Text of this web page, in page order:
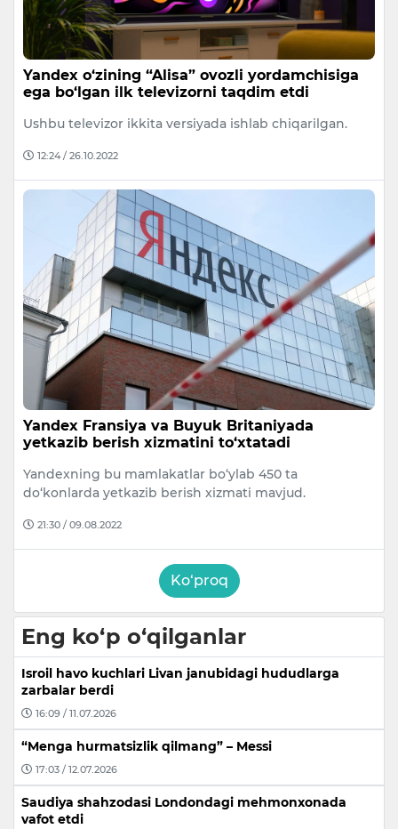
Yandex o‘zining “Alisa” ovozli yordamchisiga
ega bo‘lgan ilk televizorni taqdim etdi
Ushbu televizor ikkita versiyada ishlab chiqarilgan.
12:24 / 26.10.2022
Yandex Fransiya va Buyuk Britaniyada
yetkazib berish xizmatini to‘xtatadi
Yandexning bu mamlakatlar bo‘ylab 450 ta
do‘konlarda yetkazib berish xizmati mavjud.
21:30 / 09.08.2022
Ko‘proq
Eng ko‘p o‘qilganlar
Isroil havo kuchlari Livan janubidagi hududlarga
zarbalar berdi
16:09 / 11.07.2026
“Menga hurmatsizlik qilmang” – Messi
17:03 / 12.07.2026
Saudiya shahzodasi Londondagi mehmonxonada
vafot etdi